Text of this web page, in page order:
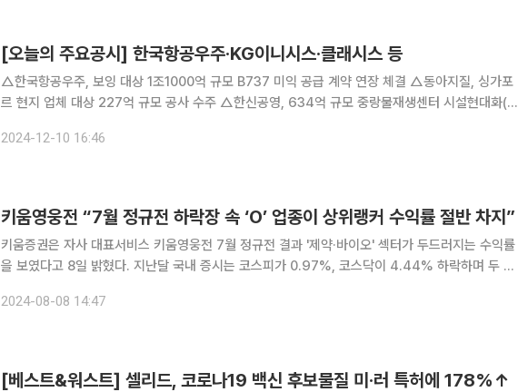
[오늘의 주요공시] 한국항공우주·KG이니시스·클래시스 등
△한국항공우주, 보잉 대상 1조1000억 규모 B737 미익 공급 계약 연장 체결 △동아지질, 싱가포
르 현지 업체 대상 227억 규모 공사 수주 △한신공영, 634억 규모 중랑물재생센터 시설현대화(2-
농화성, 265억 규모 군산공장 생산설비 증설 △조아제약,
2024-12-10 16:46
키움영웅전 “7월 정규전 하락장 속 ‘O’ 업종이 상위랭커 수익률 절반 차지”
키움증권은 자사 대표서비스 키움영웅전 7월 정규전 결과 '제약·바이오' 섹터가 두드러지는 수익률
을 보였다고 8일 밝혔다. 지난달 국내 증시는 코스피가 0.97%, 코스닥이 4.44% 하락하며 두 시
스(-) 5.46%로 1월(-7.2%)을 제외하고 올해 들어
2024-08-08 14:47
[베스트&워스트] 셀리드, 코로나19 백신 후보물질 미·러 특허에 178%↑